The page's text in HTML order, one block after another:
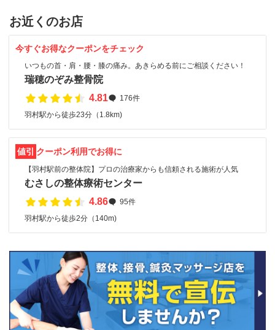
お近くのお店
今すぐお得なクーポンをチェック
いつもの首・肩・腰・膝の痛み。あきらめる前にご相談ください！
瑞穂のぞみ整骨院
4.81
176件
羽村駅から徒歩23分（1.8km)
値引 クーポン利用でお得に
【羽村駅前の整体院】プロの治療家からも信頼される施術が人気
むさしの整体療術センター
4.86
95件
羽村駅から徒歩2分（140m)